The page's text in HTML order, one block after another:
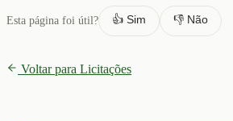
Esta página foi útil? 👍 Sim 👎 Não
Voltar para Licitações